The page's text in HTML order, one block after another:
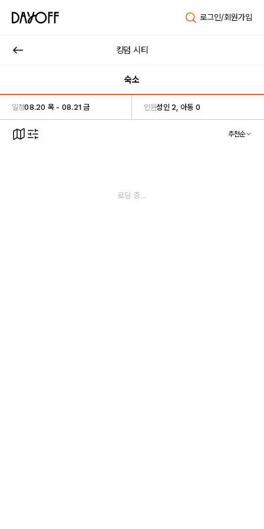
로그인/회원가입
킹덤 시티
숙소
일정08.20 목 - 08.21 금 인원성인 2, 아동 0
추천순
로딩 중...